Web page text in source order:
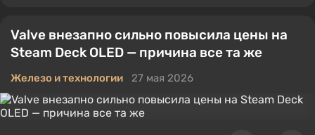
Valve внезапно сильно повысила цены на
Steam Deck OLED — причина все та же
Железо и технологии 27 мая 2026